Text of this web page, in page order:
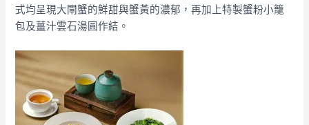
式均呈現大閘蟹的鮮甜與蟹黃的濃郁，再加上特製蟹粉小籠
包及薑汁雲石湯圓作結。